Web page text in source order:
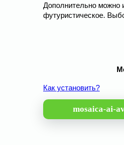
Дополнительно можно
футуристическое.
Как установить?
mosaica-ai-